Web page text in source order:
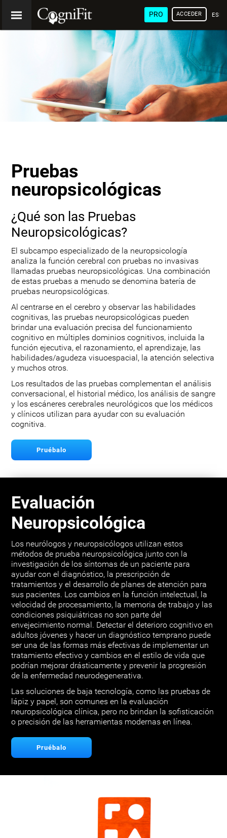
PRO ACCEDER
Pruebas
neuropsicológicas
¿Qué son las Pruebas
Neuropsicológicas?
El subcampo especializado de la neuropsicología
analiza la función cerebral con pruebas no invasivas
llamadas pruebas neuropsicológicas. Una combinación
de estas pruebas a menudo se denomina batería de
pruebas neuropsicológicas.
Al centrarse en el cerebro y observar las habilidades
cognitivas, las pruebas neuropsicológicas pueden
brindar una evaluación precisa del funcionamiento
cognitivo en múltiples dominios cognitivos, incluida la
función ejecutiva, el razonamiento, el aprendizaje, las
habilidades/agudeza visuoespacial, la atención selectiva
y muchos otros.
Los resultados de las pruebas complementan el análisis
conversacional, el historial médico, los análisis de sangre
y los escáneres cerebrales neurológicos que los médicos
y clínicos utilizan para ayudar con su evaluación
cognitiva.
Pruébalo
Evaluación
Neuropsicológica
Los neurólogos y neuropsicólogos utilizan estos
métodos de prueba neuropsicológica junto con la
investigación de los síntomas de un paciente para
ayudar con el diagnóstico, la prescripción de
tratamientos y el desarrollo de planes de atención para
sus pacientes. Los cambios en la función intelectual, la
velocidad de procesamiento, la memoria de trabajo y las
condiciones psiquiátricas no son parte del
envejecimiento normal. Detectar el deterioro cognitivo en
adultos jóvenes y hacer un diagnóstico temprano puede
ser una de las formas más efectivas de implementar un
tratamiento efectivo y cambios en el estilo de vida que
podrían mejorar drásticamente y prevenir la progresión
de la enfermedad neurodegenerativa.
Las soluciones de baja tecnología, como las pruebas de
lápiz y papel, son comunes en la evaluación
neuropsicológica clínica, pero no brindan la sofisticación
o precisión de las herramientas modernas en línea.
Pruébalo